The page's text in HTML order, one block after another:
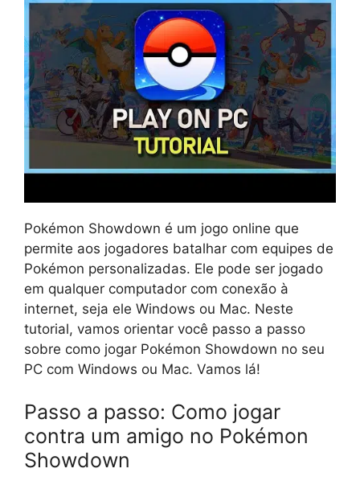
Pokémon Showdown é um jogo online que
permite aos jogadores batalhar com equipes de
Pokémon personalizadas. Ele pode ser jogado
em qualquer computador com conexão à
internet, seja ele Windows ou Mac. Neste
tutorial, vamos orientar você passo a passo
sobre como jogar Pokémon Showdown no seu
PC com Windows ou Mac. Vamos lá!
Passo a passo: Como jogar
contra um amigo no Pokémon
Showdown